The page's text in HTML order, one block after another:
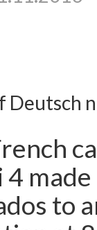
Deutsch
4
to